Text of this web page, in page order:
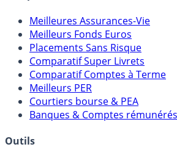
Comparatifs
Meilleures Assurances-Vie
Meilleurs Fonds Euros
Placements Sans Risque
Comparatif Super Livrets
Comparatif Comptes à Terme
Meilleurs PER
Banques & Comptes rémunérés